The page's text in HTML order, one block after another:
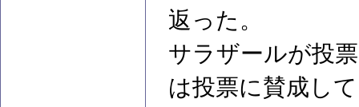
返った。
サラザールが投
は投票に賛成し